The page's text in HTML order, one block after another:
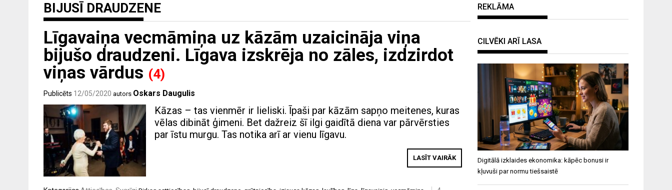
BIJUSĪ DRAUDZENE
Līgavaiņa vecmāmiņa uz kāzām uzaicināja viņa
bijušo draudzeni. Līgava izskrēja no zāles, izdzirdot
viņas vārdus (4)
Publicēts 12/05/2020 autors Oskars Daugulis
Kāzas – tas vienmēr ir lieliski. Īpaši par kāzām sapņo meitenes, kuras
vēlas dibināt ģimeni. Bet dažreiz šī ilgi gaidītā diena var pārvērsties
par īstu murgu. Tas notika arī ar vienu līgavu.
LASĪT VAIRĀK
REKLĀMA
CILVĒKI ARĪ LASA
Digitālā izklaides ekonomika: kāpēc bonusi ir
kļuvuši par normu tiešsaistē